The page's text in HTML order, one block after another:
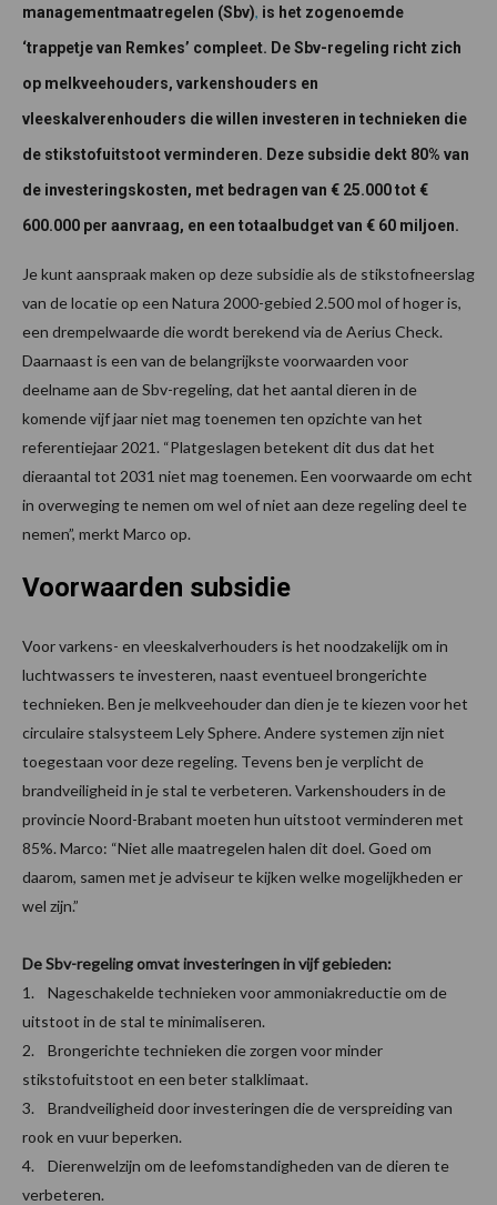
managementmaatregelen (Sbv), is het zogenoemde
‘trappetje van Remkes’ compleet. De Sbv-regeling richt zich
op melkveehouders, varkenshouders en
vleeskalverenhouders die willen investeren in technieken die
de stikstofuitstoot verminderen. Deze subsidie dekt 80% van
de investeringskosten, met bedragen van € 25.000 tot €
600.000 per aanvraag, en een totaalbudget van € 60 miljoen.
Je kunt aanspraak maken op deze subsidie als de stikstofneerslag
van de locatie op een Natura 2000-gebied 2.500 mol of hoger is,
een drempelwaarde die wordt berekend via de Aerius Check.
Daarnaast is een van de belangrijkste voorwaarden voor
deelname aan de Sbv-regeling, dat het aantal dieren in de
komende vijf jaar niet mag toenemen ten opzichte van het
referentiejaar 2021. “Platgeslagen betekent dit dus dat het
dieraantal tot 2031 niet mag toenemen. Een voorwaarde om echt
in overweging te nemen om wel of niet aan deze regeling deel te
nemen”, merkt Marco op.
Voorwaarden subsidie
Voor varkens- en vleeskalverhouders is het noodzakelijk om in
luchtwassers te investeren, naast eventueel brongerichte
technieken. Ben je melkveehouder dan dien je te kiezen voor het
circulaire stalsysteem Lely Sphere. Andere systemen zijn niet
toegestaan voor deze regeling. Tevens ben je verplicht de
brandveiligheid in je stal te verbeteren. Varkenshouders in de
provincie Noord-Brabant moeten hun uitstoot verminderen met
85%. Marco: “Niet alle maatregelen halen dit doel. Goed om
daarom, samen met je adviseur te kijken welke mogelijkheden er
wel zijn.”
De Sbv-regeling omvat investeringen in vijf gebieden:
1. Nageschakelde technieken voor ammoniakreductie om de
uitstoot in de stal te minimaliseren.
2. Brongerichte technieken die zorgen voor minder
stikstofuitstoot en een beter stalklimaat.
3. Brandveiligheid door investeringen die de verspreiding van
rook en vuur beperken.
4. Dierenwelzijn om de leefomstandigheden van de dieren te
verbeteren.